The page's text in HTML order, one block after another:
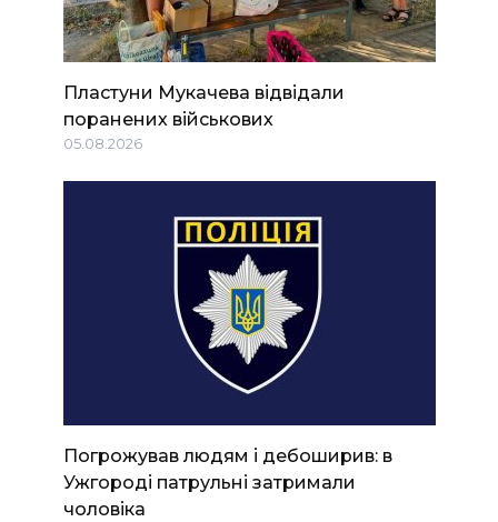
Пластуни Мукачева відвідали
поранених військових
05.08.2026
Погрожував людям і дебоширив: в
Ужгороді патрульні затримали
чоловіка